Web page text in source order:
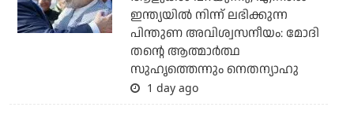
ഇന്ത്യയില്‍ നിന്ന് ലഭിക്കുന്ന
പിന്തുണ അവിശ്വസനീയം: മോദി
തന്റെ ആത്മാര്‍ത്ഥ
സുഹൃത്തെന്നും നെതന്യാഹു
1 day ago